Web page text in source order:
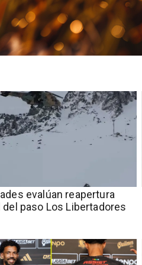
evalúan reapertura
del paso Los Libertadores